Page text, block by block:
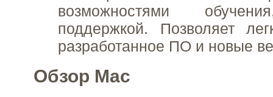
возможностями
поддержкой. Позволяет
разработанное ПО и новые
Обзор Mac